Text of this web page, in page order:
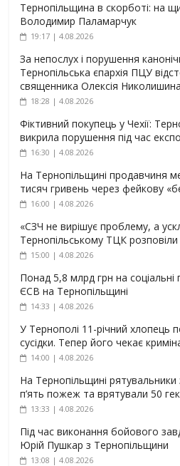
Тернопільщина в скорботі: на
Володимир Паламарчук
19:17 | 4.08.2026
За непослух і порушення
Тернопільська єпархія ПЦУ
священника Олексія Николишина
18:28 | 4.08.2026
Фіктивний покупець у Чехії:
викрила порушення під час
16:30 | 4.08.2026
На Тернопільщині продавчиня
тисяч гривень через фейкову
16:00 | 4.08.2026
«СЗЧ не вирішує проблему, а
Тернопільському ТЦК
15:00 | 4.08.2026
Понад 5,8 млрд грн на соціальні
ЄСВ на Тернопільщині
14:33 | 4.08.2026
У Тернополі 11-річний хлопець
сусідки. Тепер його чекає
14:00 | 4.08.2026
На Тернопільщині рятувальники
п’ять пожеж та врятували 50
13:33 | 4.08.2026
Під час виконання бойового
Юрій Пушкар з Тернопільщини
13:08 | 4.08.2026